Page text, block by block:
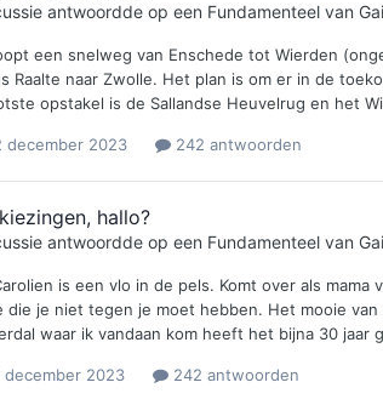
antwoordde op een Fundamenteel van
een snelweg van Enschede tot Wierden
Raalte naar Zwolle. Het plan is om er in de
opstakel is de Sallandse Heuvelrug en het
december 2023 242 antwoorden
hallo?
antwoordde op een Fundamenteel van
is een vlo in de pels. Komt over als
die je niet tegen je moet hebben. Het mooie
waar ik vandaan kom heeft het bijna 30
december 2023 242 antwoorden